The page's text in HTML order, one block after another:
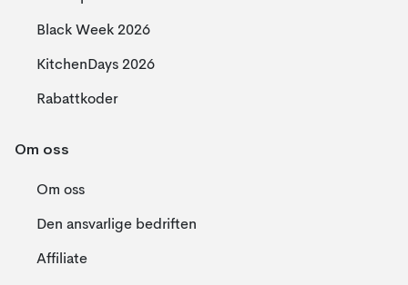
Black Week 2026
KitchenDays 2026
Rabattkoder
Om oss
Om oss
Den ansvarlige bedriften
Affiliate